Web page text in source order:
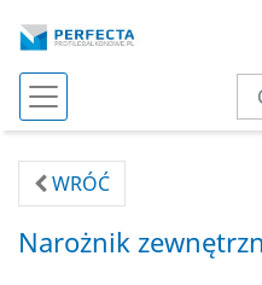
WRÓĆ
Narożnik